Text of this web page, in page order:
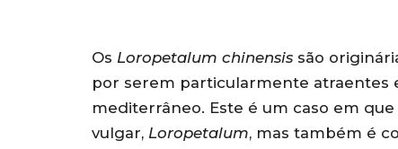
Os Loropetalum chinensis são
por serem particularmente atraentes
mediterrâneo. Este é um caso em
vulgar, Loropetalum, mas também é